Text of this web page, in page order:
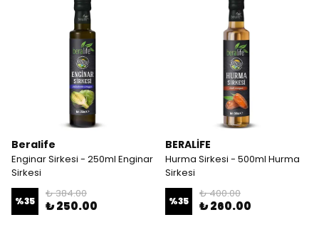
Beralife
Enginar Sirkesi - 250ml Enginar
Sirkesi
%35
₺ 384.00
₺ 250.00
BERALİFE
Hurma Sirkesi - 500ml Hurma
Sirkesi
%35
₺ 400.00
₺ 260.00